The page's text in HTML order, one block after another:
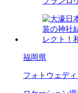
福岡県
フォトウェデ